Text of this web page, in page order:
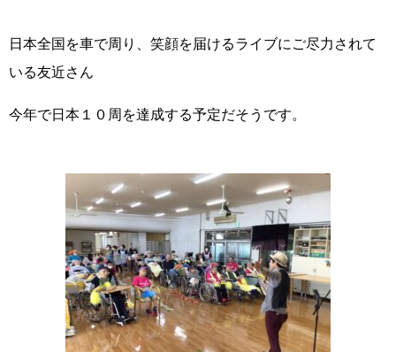
日本全国を車で周り、笑顔を届けるライブにご尽力されて
いる友近さん
今年で日本１０周を達成する予定だそうです。